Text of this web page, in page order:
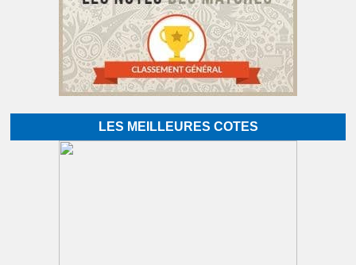
LES MEILLEURES COTES